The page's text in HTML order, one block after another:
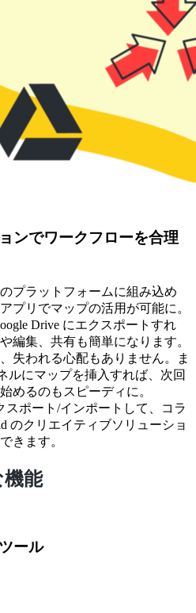
ンでワークフローを合理
プラットフォームに組み込め
プリでマップの活用が可能に。
Drive にエクスポートすれ
編集、共有も簡単になります。
失われる心配もありません。ま
ルにマップを挿入すれば、次回
めるのもスピーディに。
スポート/インポートして、コラ
のクリエイティブソリューショ
きます。
能
ール